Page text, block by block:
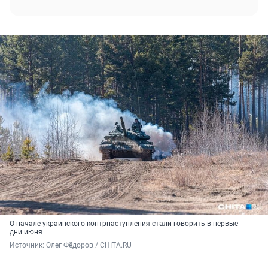
О начале украинского контрнаступления стали говорить в первые
дни июня
Источник: Олег Фёдоров / CHITA.RU